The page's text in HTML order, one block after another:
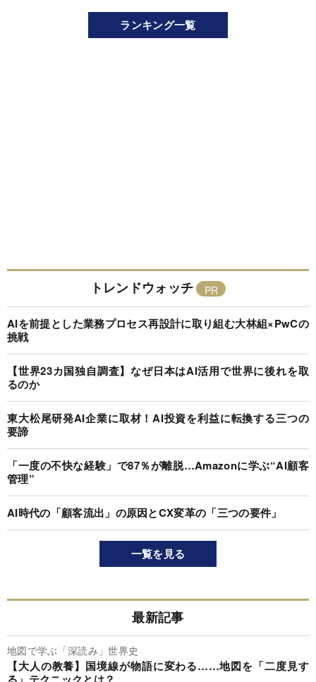
ランキング一覧
トレンドウォッチ
AIを前提とした業務プロセス再設計に取り組む大林組×PwCの
挑戦
【世界23カ国独自調査】なぜ日本はAI活用で世界に後れを取
るのか
東大松尾研発AI企業に取材！AI投資を利益に転換する三つの
要諦
「一度の不快な経験」で87％が離脱…Amazonに学ぶ“AI顧客
管理”
AI時代の「顧客流出」の原因とCX変革の「三つの要件」
一覧を見る
最新記事
地図で学ぶ「深読み」世界史
【大人の教養】国境線が物語に変わる……地図を「二度見す